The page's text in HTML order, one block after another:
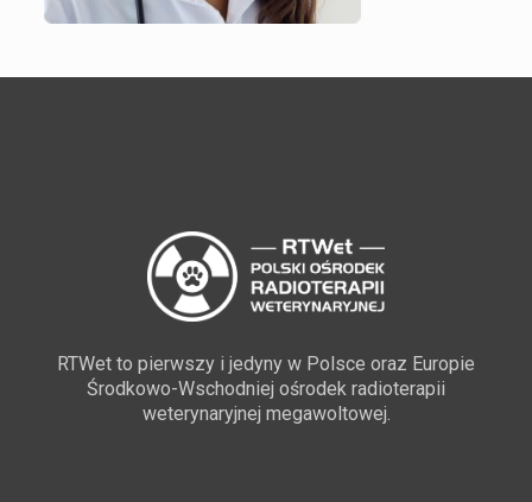
RTWet to pierwszy i jedyny w Polsce oraz Europie
Środkowo-Wschodniej ośrodek radioterapii
weterynaryjnej megawoltowej.